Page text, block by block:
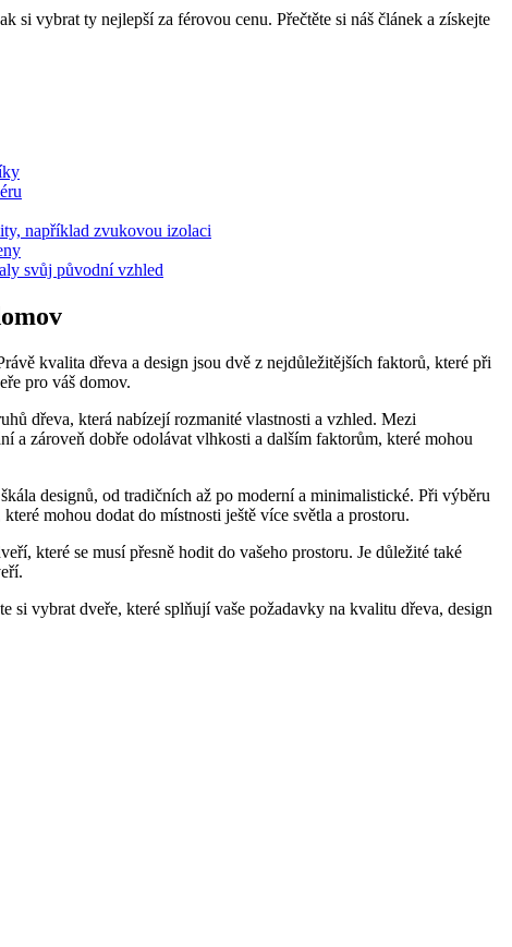
si vybrat ty nejlepší za férovou cenu. Přečtěte si náš článek a získejte
například zvukovou izolaci
svůj původní vzhled
kvalita dřeva a design jsou dvě z nejdůležitějších faktorů, které při
pro váš domov.
dřeva, která nabízejí rozmanité vlastnosti a vzhled. Mezi
a zároveň dobře odolávat vlhkosti a dalším faktorům, které mohou
designů, od tradičních až po moderní a minimalistické. Při výběru
mohou dodat do místnosti ještě více světla a prostoru.
které se musí přesně hodit do vašeho prostoru. Je důležité také
vybrat dveře, které splňují vaše požadavky na kvalitu dřeva, design